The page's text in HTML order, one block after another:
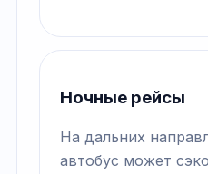
Ночные рейсы
На дальних
автобус может